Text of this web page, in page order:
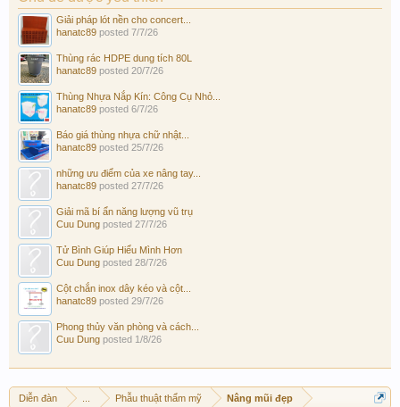
Giải pháp lót nền cho concert...
hanatc89 posted 7/7/26
Thùng rác HDPE dung tích 80L
hanatc89 posted 20/7/26
Thùng Nhựa Nắp Kín: Công Cụ Nhỏ...
hanatc89 posted 6/7/26
Báo giá thùng nhựa chữ nhật...
hanatc89 posted 25/7/26
những ưu điểm của xe nâng tay...
hanatc89 posted 27/7/26
Giải mã bí ẩn năng lượng vũ trụ
Cuu Dung posted 27/7/26
Tử Bình Giúp Hiểu Mình Hơn
Cuu Dung posted 28/7/26
Cột chắn inox dây kéo và cột...
hanatc89 posted 29/7/26
Phong thủy văn phòng và cách...
Cuu Dung posted 1/8/26
Diễn đàn Phẫu thuật thẩm mỹ Nâng mũi đẹp